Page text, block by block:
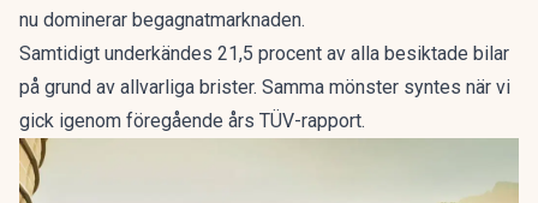
nu dominerar begagnatmarknaden.
Samtidigt underkändes 21,5 procent av alla besiktade bilar
på grund av allvarliga brister. Samma mönster syntes när vi
gick igenom föregående års TÜV-rapport.